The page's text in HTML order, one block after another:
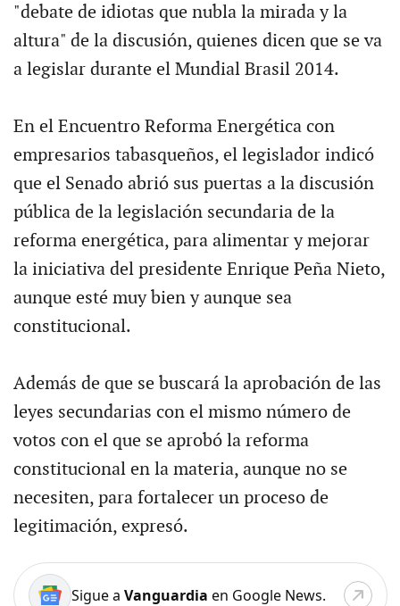
"debate de idiotas que nubla la mirada y la
altura" de la discusión, quienes dicen que se va
a legislar durante el Mundial Brasil 2014.
En el Encuentro Reforma Energética con
empresarios tabasqueños, el legislador indicó
que el Senado abrió sus puertas a la discusión
pública de la legislación secundaria de la
reforma energética, para alimentar y mejorar
la iniciativa del presidente Enrique Peña Nieto,
aunque esté muy bien y aunque sea
constitucional.
Además de que se buscará la aprobación de las
leyes secundarias con el mismo número de
votos con el que se aprobó la reforma
constitucional en la materia, aunque no se
necesiten, para fortalecer un proceso de
legitimación, expresó.
Sigue a Vanguardia en Google News.